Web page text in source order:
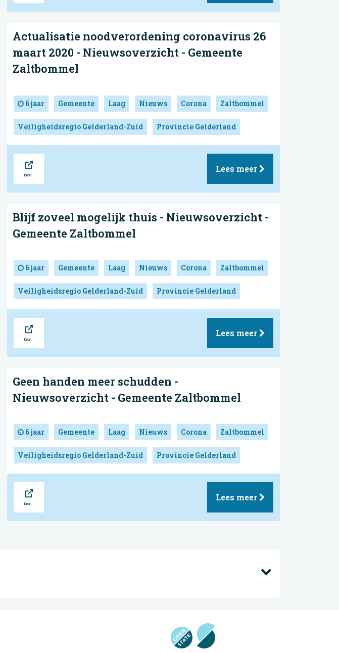
Actualisatie noodverordening coronavirus 26
maart 2020 - Nieuwsoverzicht - Gemeente
Zaltbommel
6 jaar Gemeente Laag Nieuws Corona Zaltbommel
Veiligheidsregio Gelderland-Zuid Provincie Gelderland
Lees meer
Blijf zoveel mogelijk thuis - Nieuwsoverzicht -
Gemeente Zaltbommel
6 jaar Gemeente Laag Nieuws Corona Zaltbommel
Veiligheidsregio Gelderland-Zuid Provincie Gelderland
Lees meer
Geen handen meer schudden -
Nieuwsoverzicht - Gemeente Zaltbommel
6 jaar Gemeente Laag Nieuws Corona Zaltbommel
Veiligheidsregio Gelderland-Zuid Provincie Gelderland
Lees meer